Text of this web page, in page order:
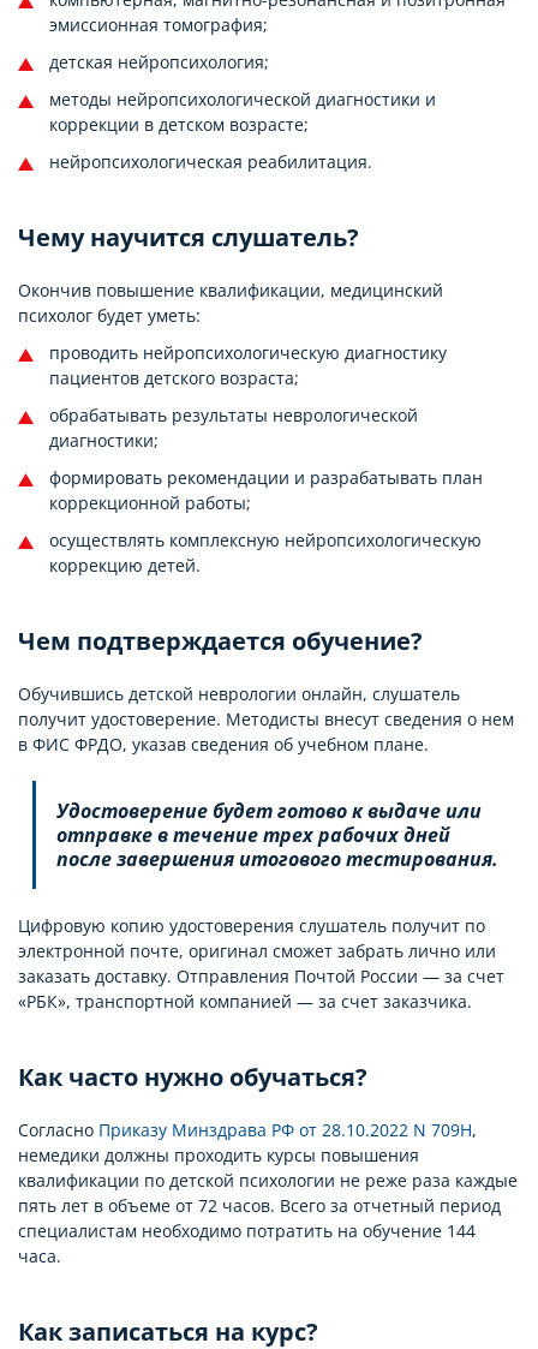
эмиссионная томография;
детская нейропсихология;
методы нейропсихологической диагностики и
коррекции в детском возрасте;
нейропсихологическая реабилитация.
Чему научится слушатель?
Окончив повышение квалификации, медицинский
психолог будет уметь:
проводить нейропсихологическую диагностику
пациентов детского возраста;
обрабатывать результаты неврологической
диагностики;
формировать рекомендации и разрабатывать план
коррекционной работы;
осуществлять комплексную нейропсихологическую
коррекцию детей.
Чем подтверждается обучение?
Обучившись детской неврологии онлайн, слушатель
получит удостоверение. Методисты внесут сведения о нем
в ФИС ФРДО, указав сведения об учебном плане.
Удостоверение будет готово к выдаче или
отправке в течение трех рабочих дней
после завершения итогового тестирования.
Цифровую копию удостоверения слушатель получит по
электронной почте, оригинал сможет забрать лично или
заказать доставку. Отправления Почтой России — за счет
«РБК», транспортной компанией — за счет заказчика.
Как часто нужно обучаться?
Согласно Приказу Минздрава РФ от 28.10.2022 N 709Н,
немедики должны проходить курсы повышения
квалификации по детской психологии не реже раза каждые
пять лет в объеме от 72 часов. Всего за отчетный период
специалистам необходимо потратить на обучение 144
часа.
Как записаться на курс?